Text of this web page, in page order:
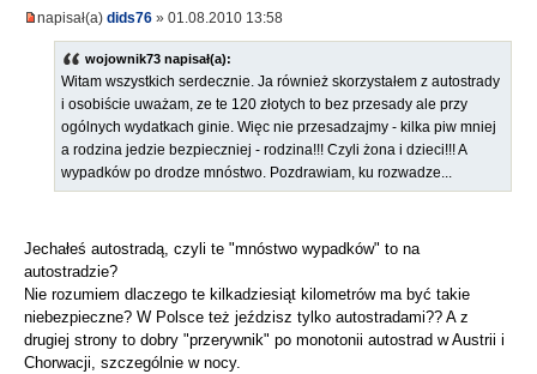
napisał(a) dids76 » 01.08.2010 13:58
wojownik73 napisał(a):
Witam wszystkich serdecznie. Ja również skorzystałem z autostrady
i osobiście uważam, ze te 120 złotych to bez przesady ale przy
ogólnych wydatkach ginie. Więc nie przesadzajmy - kilka piw mniej
a rodzina jedzie bezpieczniej - rodzina!!! Czyli żona i dzieci!!! A
wypadków po drodze mnóstwo. Pozdrawiam, ku rozwadze...
Jechałeś autostradą, czyli te "mnóstwo wypadków" to na
autostradzie?
Nie rozumiem dlaczego te kilkadziesiąt kilometrów ma być takie
niebezpieczne? W Polsce też jeździsz tylko autostradami?? A z
drugiej strony to dobry "przerywnik" po monotonii autostrad w Austrii i
Chorwacji, szczególnie w nocy.